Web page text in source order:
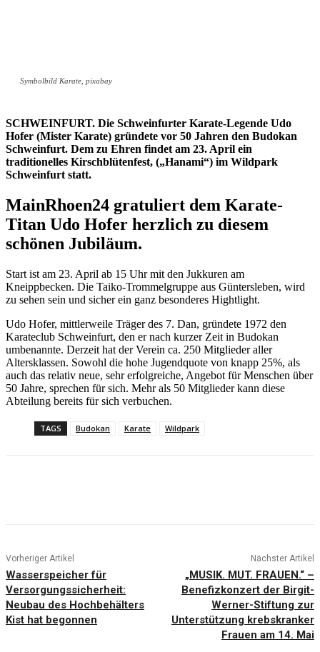
Symbolbild Karate, pixabay
SCHWEINFURT. Die Schweinfurter Karate-Legende Udo
Hofer (Mister Karate) gründete vor 50 Jahren den Budokan
Schweinfurt. Dem zu Ehren findet am 23. April ein
traditionelles Kirschblütenfest, („Hanami“) im Wildpark
Schweinfurt statt.
MainRhoen24 gratuliert dem Karate-
Titan Udo Hofer herzlich zu diesem
schönen Jubiläum.
Start ist am 23. April ab 15 Uhr mit den Jukkuren am
Kneippbecken. Die Taiko-Trommelgruppe aus Güntersleben, wird
zu sehen sein und sicher ein ganz besonderes Hightlight.
Udo Hofer, mittlerweile Träger des 7. Dan, gründete 1972 den
Karateclub Schweinfurt, den er nach kurzer Zeit in Budokan
umbenannte. Derzeit hat der Verein ca. 250 Mitglieder aller
Altersklassen. Sowohl die hohe Jugendquote von knapp 25%, als
auch das relativ neue, sehr erfolgreiche, Angebot für Menschen über
50 Jahre, sprechen für sich. Mehr als 50 Mitglieder kann diese
Abteilung bereits für sich verbuchen.
TAGS Budokan Karate Wildpark
Vorheriger Artikel
Wasserspeicher für
Versorgungssicherheit:
Neubau des Hochbehälters
Kist hat begonnen
Nächster Artikel
„MUSIK. MUT. FRAUEN.“ –
Benefizkonzert der Birgit-
Werner-Stiftung zur
Unterstützung krebskranker
Frauen am 14. Mai